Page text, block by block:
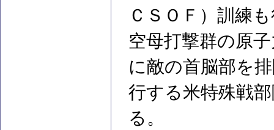
ＣＳＯＦ）訓練
空母打撃群の原
に敵の首脳部を
行する米特殊戦
る。